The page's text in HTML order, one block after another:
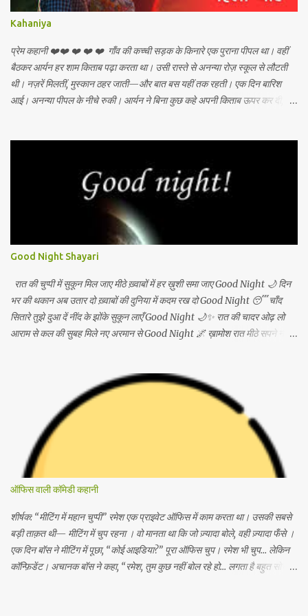
Kahaniya
प्रेम कहानी ❤️❤️ ❤️ ❤️ ❤️ गाँव की कच्ची सड़क के किनारे एक पुराना पीपल था। वहीं
बैठकर आर्यन हर शाम किताब पढ़ा करता था। उसी रास्ते से अनन्या रोज़ स्कूल से लौटती
थी। नज़रें मिलतीं, मुस्कान ठहर जाती—और बात बस यहीं तक रहती। एक दिन बारिश
आई। अनन्या पीपल के नीचे रुकी। आर्यन ने बिना कुछ कहे अपनी किताब ऊपर कर दी,
पीपल, वही रास्ता—और उसी जगह अनन्या खड़ी थी। समय बदला था, लोग बदले थे, पर
आँखों की भाषा वही थी। आर्यन ने मुस्कुराकर कहा, “मैं देर से आया, पर वादा निभाने।”
अनन्या की आँखों में नमी थी, होंठों पर सुकून। कुछ प्रेम कहानियाँ इंतज़ार से और भी
ख़ूबसूरत हो जाती हैं। अगर आप चाहें तो मैं इसे
Good Night Shayari
रात की चुप्पी में सुकून मिल जाए मीठे ख़्वाबों में हर ख़ुशी समा जाए Good Night 🌙 दिन
भर की थकान अब उतार दो ख़्वाबों की दुनिया में कदम रख दो Good Night 😴 चाँद
सितारे तुझे दुआ दें नींद के झोंके सुकून लाएँ Good Night 🌙✨ रात की चादर ओढ़ लो
आराम से कल की सुबह मिले नए अरमान से Good Night 🌌 ख़ामोश रात मीठे सपने नींद में
बात हो Good Night 🌠 आज की रात सुकून दे जाए हर चिंता को दूर भगाए Good
Night 🌙💫 आँखें बंद करो मुस्कान के साथ कल फिर शुरू होगी नई बात Good Night
😌 नींद तुझे बाहों में भर ले हर सपना सच होने की राह ले Good Night 🌙 रात आई है
आराम का पैग़ाम लेकर सो जाओ अब ख़ुद को संभाल लेकर Good Night 🌌 दिन की
उलझनें यहीं छोड़ दो ख़्वाबों में खुशियों को जोड़ दो Good Night 😴 चाँद भी कहे तुझे
शुभ-रात्रि नींद में मिट जाए हर व्यथा सारी Good Night 🌙 आज की रात बस तेरी हो हर
सपना प्यार से भरी हो Good Night 💖 सोने दो अब इन आँखों को कल...
ऑफिस वाली कॉमेडी कहानी
शीर्षक: “मीटिंग में महान चुप्पी” रमेश एक प्राइवेट ऑफिस में काम करता था। उसकी सबसे
बड़ी ताक़त थी— मीटिंग में चुप रहना । वो मानता था कि जो ज़्यादा बोले, वही ज़्यादा फँसे ।
एक दिन बॉस ने मीटिंग में पूछा, “कोई आइडिया?” पूरा ऑफिस चुप। रमेश भी चुप… लेकिन
कॉन्फ़िडेंट। अचानक बॉस ने कहा, “रमेश, तुम कुछ नहीं बोल रहे हो… लगता है बहुत सोच